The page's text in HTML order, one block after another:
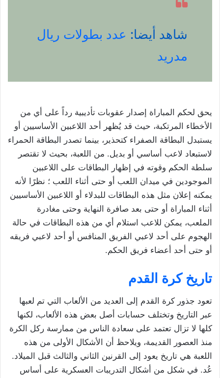
شاهد أيضا: عدد بطولات ريال
مدريد
يحق لحكم المباراة إصدار عقوبات تأديبية رداً على أي من
الأخطاء المرتكبة، حيث قد يُظهر أحد اللاعبين الأساسيين أو
يستبدل البطاقة الصفراء كتحذير، بينما تصدر البطاقة الحمراء
لاستبعاد لاعب أساسي أو بديل. من اللعبة، بحيث لا تقتصر
سلطة الحكم وقوته في إظهار البطاقات على اللاعبين
الموجودين في ميدان اللعب أو حتى أثناء اللعب ؛ نظرًا لأنه
يمكنه إعلان مثل هذه البطاقات للبدلاء أو اللاعبين الأساسيين
أثناء المباراة أو حتى بعد صافرة النهاية وحتى مغادرة
الملعب، يمكن للاعب استلام أي من هذه البطاقات في حالة
الهجوم على أحد لاعبي الفريق المنافس أو أحد لاعبي فريقه
أو حتى أحد أعضاء فريق الحكم.
تاريخ كرة القدم
تعود جذور كرة القدم إلى العديد من الألعاب التي تم لعبها
عبر التاريخ وتختلف حسابات أصل بعض هذه الألعاب، لكنها
كلها لا تزال تعتمد على سعادة الناس من ممارسة ركل الكرة
منذ العصور القديمة، ويلاحظ أن الأشكال الأولى من هذه
اللعبة هي تاريخ يعود إلى القرنين الثاني والثالث قبل الميلاد.
عُد. في شكل من أشكال التدريبات العسكرية على أساس